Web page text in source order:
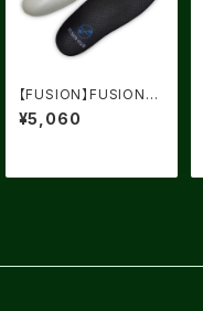
【FUSION】FUSION-F
LEXI
¥5,060